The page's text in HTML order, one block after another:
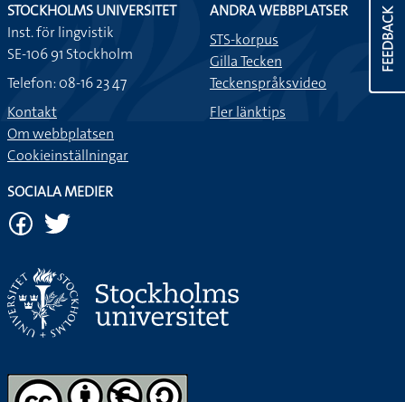
FEEDBACK
STOCKHOLMS UNIVERSITET
Inst. för lingvistik
SE-106 91 Stockholm
Telefon: 08-16 23 47
Kontakt
Om webbplatsen
Cookieinställningar
ANDRA WEBBPLATSER
STS-korpus
Gilla Tecken
Teckenspråksvideo
Fler länktips
SOCIALA MEDIER